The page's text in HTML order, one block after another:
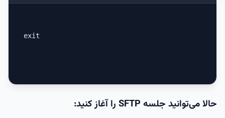
exit
حالا می‌توانید جلسه SFTP را آغاز کنید: